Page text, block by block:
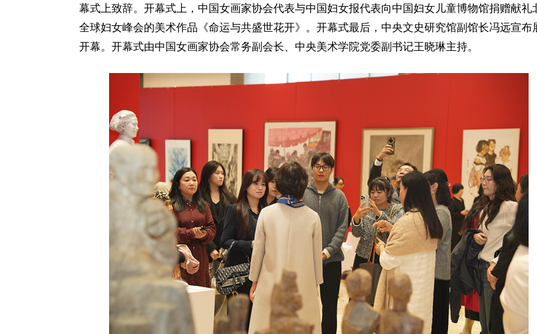
幕式上致辞。开幕式上，中国女画家协会代表与中国妇女报代表向中国妇女儿童博物馆捐赠献礼
全球妇女峰会的美术作品《命运与共盛世花开》。开幕式最后，中央文史研究馆副馆长冯远宣布
开幕。开幕式由中国女画家协会常务副会长、中央美术学院党委副书记王晓琳主持。